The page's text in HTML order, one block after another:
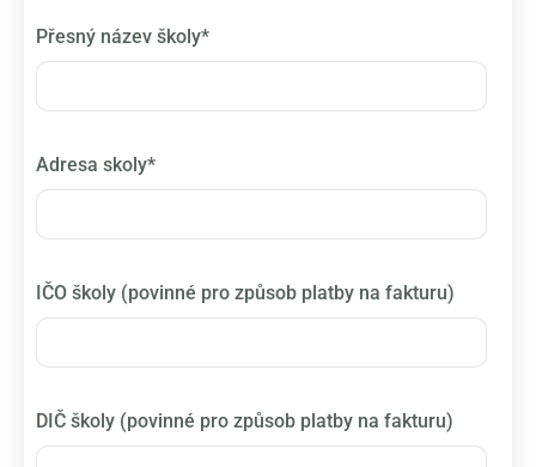
Přesný název školy*
Adresa skoly*
IČO školy (povinné pro způsob platby na fakturu)
DIČ školy (povinné pro způsob platby na fakturu)